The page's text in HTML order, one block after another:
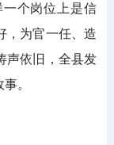
个岗位上是信
，为官一任、造
声依旧，全县发
。